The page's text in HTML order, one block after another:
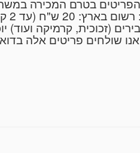
(זכוכית, קרמיקה
שולחים פריטים אלה